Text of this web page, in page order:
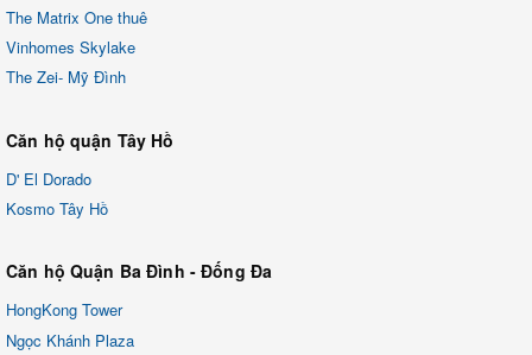
The Matrix One thuê
Vinhomes Skylake
The Zei- Mỹ Đình
Căn hộ quận Tây Hồ
D' El Dorado
Kosmo Tây Hồ
Căn hộ Quận Ba Đình - Đống Đa
HongKong Tower
Ngọc Khánh Plaza